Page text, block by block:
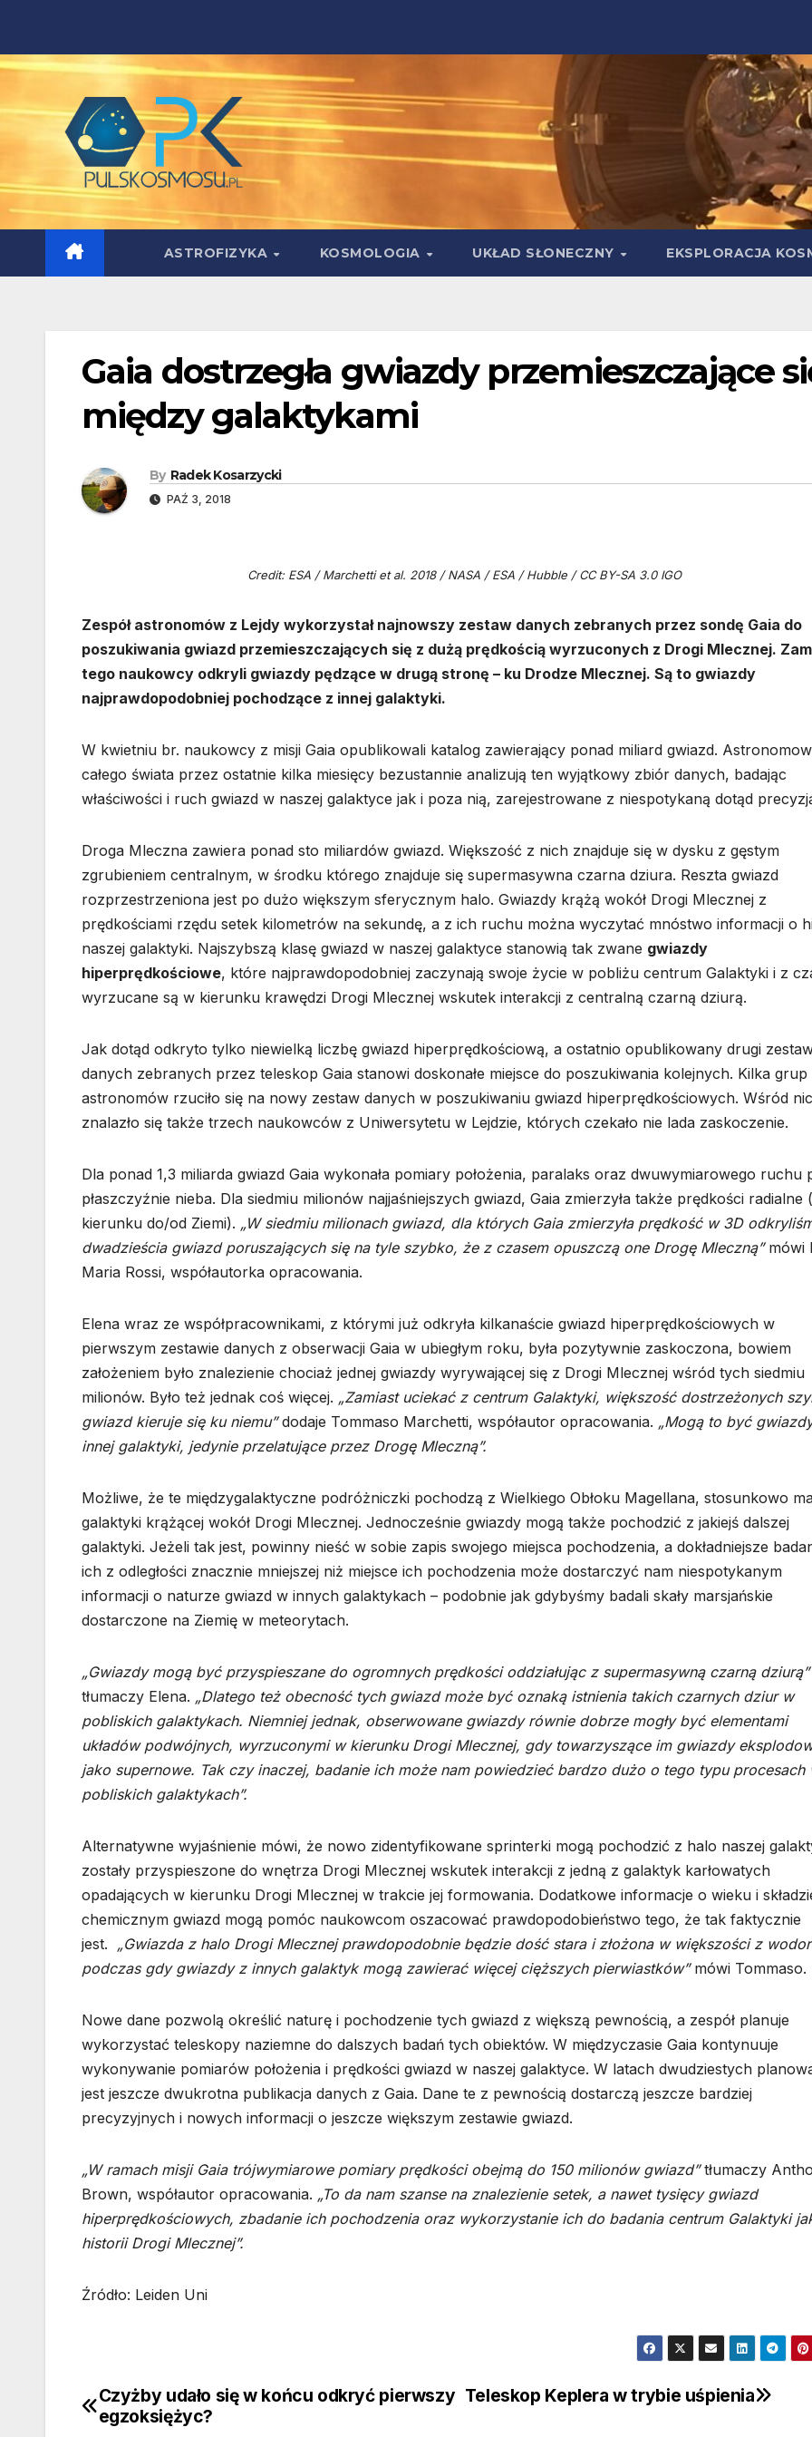
content
ASTROFIZYKA KOSMOLOGIA UKŁAD SŁONECZNY EKSPLORACJA
Gaia dostrzegła gwiazdy przemieszczające
między galaktykami
By Radek Kosarzycki
PAŹ 3, 2018
Credit: ESA / Marchetti et al. 2018 / NASA / ESA / Hubble / CC BY-SA 3.0 IGO
Zespół astronomów z Lejdy wykorzystał najnowszy zestaw danych zebranych przez sondę Gaia do
poszukiwania gwiazd przemieszczających się z dużą prędkością wyrzuconych z Drogi Mlecznej.
tego naukowcy odkryli gwiazdy pędzące w drugą stronę – ku Drodze Mlecznej. Są to gwiazdy
najprawdopodobniej pochodzące z innej galaktyki.
W kwietniu br. naukowcy z misji Gaia opublikowali katalog zawierający ponad miliard gwiazd.
całego świata przez ostatnie kilka miesięcy bezustannie analizują ten wyjątkowy zbiór danych, badając
właściwości i ruch gwiazd w naszej galaktyce jak i poza nią, zarejestrowane z niespotykaną dotąd
Droga Mleczna zawiera ponad sto miliardów gwiazd. Większość z nich znajduje się w dysku z gęstym
zgrubieniem centralnym, w środku którego znajduje się supermasywna czarna dziura. Reszta gwiazd
rozprzestrzeniona jest po dużo większym sferycznym halo. Gwiazdy krążą wokół Drogi Mlecznej z
prędkościami rzędu setek kilometrów na sekundę, a z ich ruchu można wyczytać mnóstwo informacji o
naszej galaktyki. Najszybszą klasę gwiazd w naszej galaktyce stanowią tak zwane gwiazdy
hiperprędkościowe, które najprawdopodobniej zaczynają swoje życie w pobliżu centrum Galaktyki i z
wyrzucane są w kierunku krawędzi Drogi Mlecznej wskutek interakcji z centralną czarną dziurą.
Jak dotąd odkryto tylko niewielką liczbę gwiazd hiperprędkościową, a ostatnio opublikowany drugi
danych zebranych przez teleskop Gaia stanowi doskonałe miejsce do poszukiwania kolejnych. Kilka grup
astronomów rzuciło się na nowy zestaw danych w poszukiwaniu gwiazd hiperprędkościowych. Wśród
znalazło się także trzech naukowców z Uniwersytetu w Lejdzie, których czekało nie lada zaskoczenie.
Dla ponad 1,3 miliarda gwiazd Gaia wykonała pomiary położenia, paralaks oraz dwuwymiarowego ruchu
płaszczyźnie nieba. Dla siedmiu milionów najjaśniejszych gwiazd, Gaia zmierzyła także prędkości radialne
kierunku do/od Ziemi). „W siedmiu milionach gwiazd, dla których Gaia zmierzyła prędkość w 3D
dwadzieścia gwiazd poruszających się na tyle szybko, że z czasem opuszczą one Drogę Mleczną”mówi
Maria Rossi, współautorka opracowania.
Elena wraz ze współpracownikami, z którymi już odkryła kilkanaście gwiazd hiperprędkościowych w
pierwszym zestawie danych z obserwacji Gaia w ubiegłym roku, była pozytywnie zaskoczona, bowiem
założeniem było znalezienie chociaż jednej gwiazdy wyrywającej się z Drogi Mlecznej wśród tych siedmiu
milionów. Było też jednak coś więcej. „Zamiast uciekać z centrum Galaktyki, większość dostrzeżonych
gwiazd kieruje się ku niemu”dodaje Tommaso Marchetti, współautor opracowania. „Mogą to być
innej galaktyki, jedynie przelatujące przez Drogę Mleczną”.
Możliwe, że te międzygalaktyczne podróżniczki pochodzą z Wielkiego Obłoku Magellana, stosunkowo
galaktyki krążącej wokół Drogi Mlecznej. Jednocześnie gwiazdy mogą także pochodzić z jakiejś dalszej
galaktyki. Jeżeli tak jest, powinny nieść w sobie zapis swojego miejsca pochodzenia, a dokładniejsze
ich z odległości znacznie mniejszej niż miejsce ich pochodzenia może dostarczyć nam niespotykanym
informacji o naturze gwiazd w innych galaktykach – podobnie jak gdybyśmy badali skały marsjańskie
dostarczone na Ziemię w meteorytach.
„Gwiazdy mogą być przyspieszane do ogromnych prędkości oddziałując z supermasywną czarną dziurą”
tłumaczy Elena. „Dlatego też obecność tych gwiazd może być oznaką istnienia takich czarnych dziur w
pobliskich galaktykach. Niemniej jednak, obserwowane gwiazdy równie dobrze mogły być elementami
układów podwójnych, wyrzuconymi w kierunku Drogi Mlecznej, gdy towarzyszące im gwiazdy
jako supernowe. Tak czy inaczej, badanie ich może nam powiedzieć bardzo dużo o tego typu procesach
pobliskich galaktykach”.
Alternatywne wyjaśnienie mówi, że nowo zidentyfikowane sprinterki mogą pochodzić z halo naszej
zostały przyspieszone do wnętrza Drogi Mlecznej wskutek interakcji z jedną z galaktyk karłowatych
opadających w kierunku Drogi Mlecznej w trakcie jej formowania. Dodatkowe informacje o wieku i
chemicznym gwiazd mogą pomóc naukowcom oszacować prawdopodobieństwo tego, że tak faktycznie
jest. „Gwiazda z halo Drogi Mlecznej prawdopodobnie będzie dość stara i złożona w większości z
podczas gdy gwiazdy z innych galaktyk mogą zawierać więcej cięższych pierwiastków”mówi Tommaso.
Nowe dane pozwolą określić naturę i pochodzenie tych gwiazd z większą pewnością, a zespół planuje
wykorzystać teleskopy naziemne do dalszych badań tych obiektów. W międzyczasie Gaia kontynuuje
wykonywanie pomiarów położenia i prędkości gwiazd w naszej galaktyce. W latach dwudziestych
jest jeszcze dwukrotna publikacja danych z Gaia. Dane te z pewnością dostarczą jeszcze bardziej
precyzyjnych i nowych informacji o jeszcze większym zestawie gwiazd.
„W ramach misji Gaia trójwymiarowe pomiary prędkości obejmą do 150 milionów gwiazd”tłumaczy
Brown, współautor opracowania. „To da nam szanse na znalezienie setek, a nawet tysięcy gwiazd
hiperprędkościowych, zbadanie ich pochodzenia oraz wykorzystanie ich do badania centrum Galaktyki
historii Drogi Mlecznej”.
Źródło: Leiden Uni
Nawigacja
Teleskop Keplera w trybie uśpienia
Czyżby udało się w końcu odkryć pierwszy
egzoksiężyc?